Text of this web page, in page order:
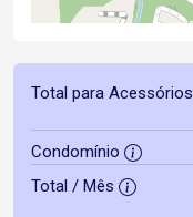
Total para Acessórios
Condomínio
Total / Mês